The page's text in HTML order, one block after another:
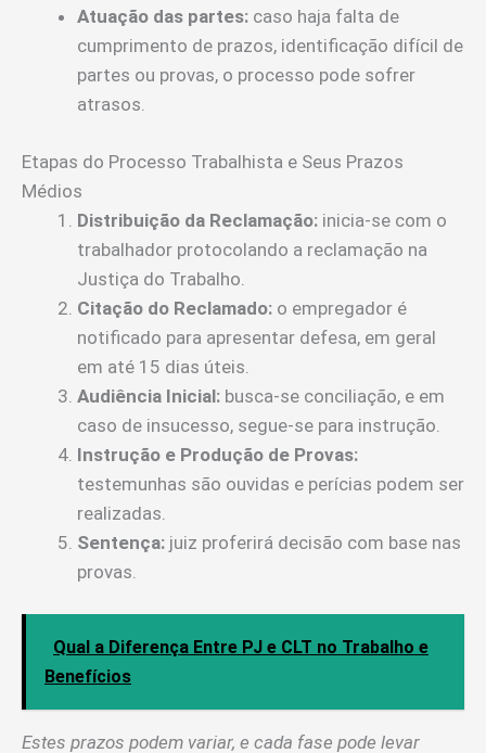
Atuação das partes: caso haja falta de
cumprimento de prazos, identificação difícil de
partes ou provas, o processo pode sofrer
atrasos.
Etapas do Processo Trabalhista e Seus Prazos
Médios
Distribuição da Reclamação: inicia-se com o
trabalhador protocolando a reclamação na
Justiça do Trabalho.
Citação do Reclamado: o empregador é
notificado para apresentar defesa, em geral
em até 15 dias úteis.
Audiência Inicial: busca-se conciliação, e em
caso de insucesso, segue-se para instrução.
Instrução e Produção de Provas:
testemunhas são ouvidas e perícias podem ser
realizadas.
Sentença: juiz proferirá decisão com base nas
provas.
Qual a Diferença Entre PJ e CLT no Trabalho e
Benefícios
Estes prazos podem variar, e cada fase pode levar